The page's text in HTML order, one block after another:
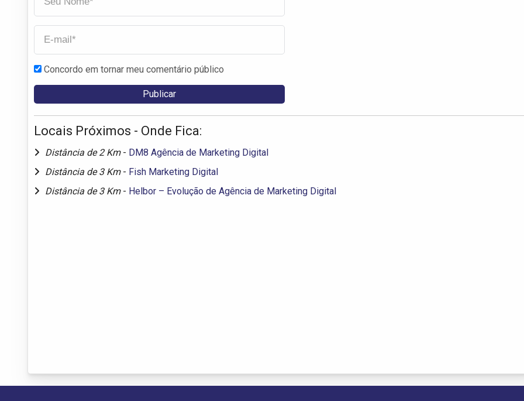
Concordo em tornar meu comentário público
Locais Próximos - Onde Fica:
Distância de 2 Km - DM8 Agência de Marketing Digital
Distância de 3 Km - Fish Marketing Digital
Distância de 3 Km - Helbor – Evolução de Agência de Marketing Digital